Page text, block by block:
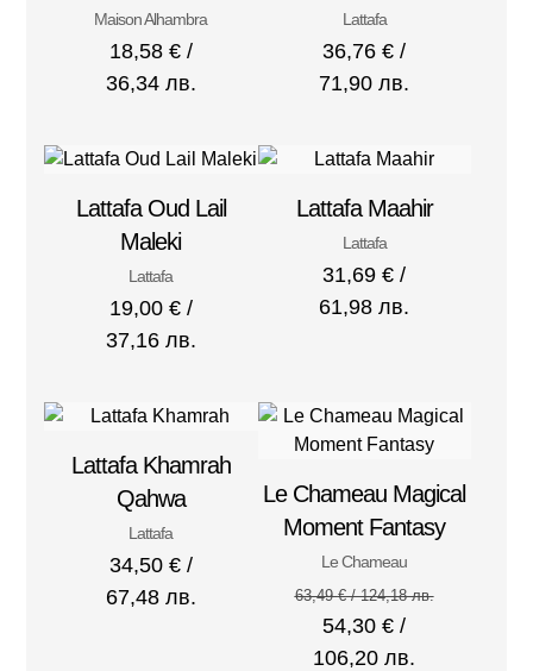
Maison Alhambra
18,58 €/
36,34 лв.
Lattafa
36,76€ /
71,90 лв.
Lattafa Oud Lail
Maleki
Lattafa
19,00 €/
37,16 лв.
Lattafa Maahir
Lattafa
31,69€ /
61,98 лв.
Lattafa Khamrah
Qahwa
Lattafa
34,50 €/
67,48 лв.
Le Chameau Magical
Moment Fantasy
Le Chameau
63,49€/ 124,18 лв.
54,30€ /
106,20 лв.